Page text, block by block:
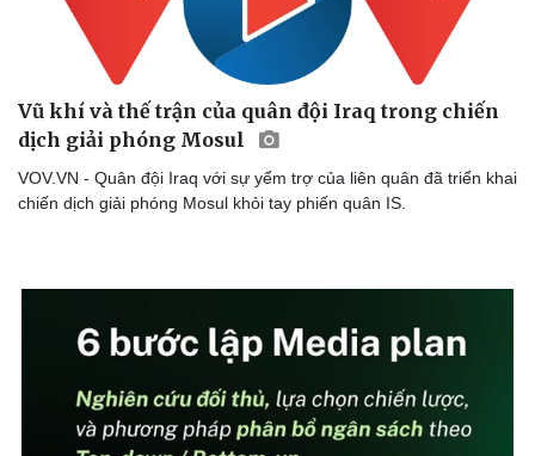
Lịch thi đấu bóng đá
Thế giới thể thao
eSports
Hậu trường
Xe máy
Tư vấn
Vũ khí và thế trận của quân đội Iraq trong chiến
dịch giải phóng Mosul
VOV.VN - Quân đội Iraq với sự yểm trợ của liên quân đã triển khai
chiến dịch giải phóng Mosul khỏi tay phiến quân IS.